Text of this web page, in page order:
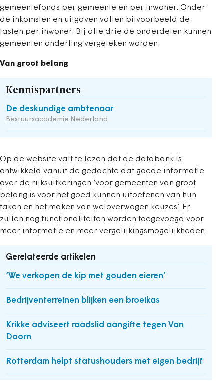
gemeentefonds per gemeente en per inwoner. Onder
de inkomsten en uitgaven vallen bijvoorbeeld de
lasten per inwoner. Bij alle drie de onderdelen kunnen
gemeenten onderling vergeleken worden.
Van groot belang
Kennispartners
De deskundige ambtenaar
Bestuursacademie Nederland
Op de website valt te lezen dat de databank is
ontwikkeld vanuit de gedachte dat goede informatie
over de rijksuitkeringen ‘voor gemeenten van groot
belang is voor het goed kunnen uitoefenen van hun
taken en het maken van weloverwogen keuzes’. Er
zullen nog functionaliteiten worden toegevoegd voor
meer informatie en meer vergelijkingsmogelijkheden.
Gerelateerde artikelen
‘We verkopen de kip met gouden eieren’
Bedrijventerreinen blijken een broeikas
Krikke adviseert raadslid aangifte tegen Van
Doorn
Rotterdam helpt statushouders met eigen bedrijf